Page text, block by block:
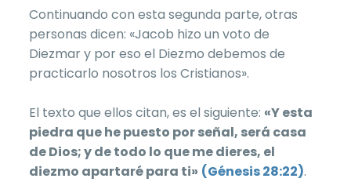
Continuando con esta segunda parte, otras
personas dicen: «Jacob hizo un voto de
Diezmar y por eso el Diezmo debemos de
practicarlo nosotros los Cristianos».
El texto que ellos citan, es el siguiente: «Y esta
piedra que he puesto por señal, será casa
de Dios; y de todo lo que me dieres, el
diezmo apartaré para ti» (Génesis 28:22).